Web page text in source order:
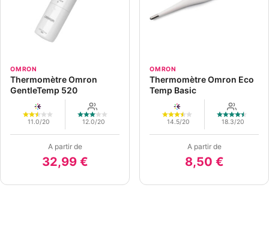
OMRON
Thermomètre Omron
GentleTemp 520
11.0/20 12.0/20
A partir de
32,99 €
OMRON
Thermomètre Omron Eco
Temp Basic
14.5/20 18.3/20
A partir de
8,50 €